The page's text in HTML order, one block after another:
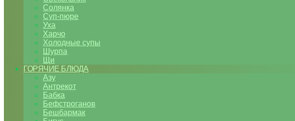
Солянка
Суп-пюре
Уха
Харчо
Холодные супы
Шурпа
Щи
ГОРЯЧИЕ БЛЮДА
Азу
Антрекот
Бабка
Бефстроганов
Бешбармак